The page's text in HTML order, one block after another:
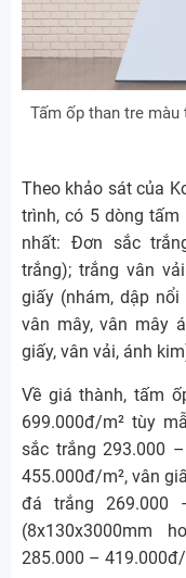
Tấm ốp than tre
Theo khảo sát của
trình, có 5 dòng
nhất: Đơn sắc
trắng); trắng vân
giấy (nhám, dập
vân mây, vân mây
giấy, vân vải, ánh
Về giá thành, tấm
699.000đ/m² tùy
sắc trắng 293.000
455.000đ/m², vân
đá trắng 269.000
(8x130x3000mm
285.000 – 419.000đ/